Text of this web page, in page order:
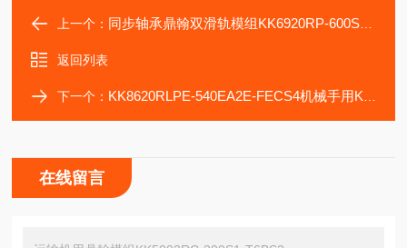
上一个： 同步轴承鼎翰双滑轨模组KK6920RP-600S2-F3CS2精度高
返回列表
下一个： KK8620RLPE-540EA2E-FECS4机械手用KK5002RLP-250EA2-T1BS3鼎翰模组
在线留言